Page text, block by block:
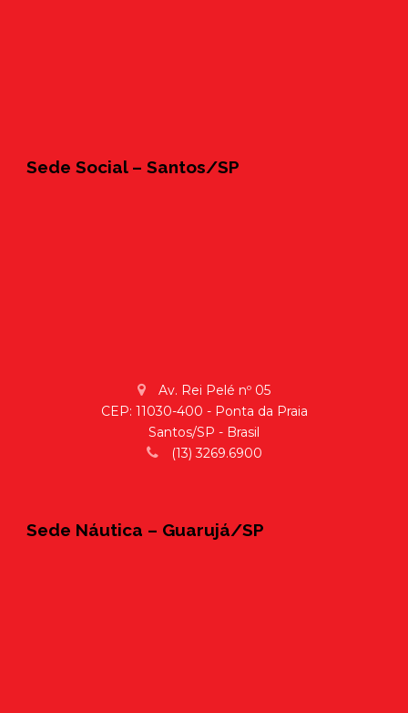
Sede Social – Santos/SP
Av. Rei Pelé nº 05
CEP: 11030-400 - Ponta da Praia
Santos/SP - Brasil
(13) 3269.6900
Sede Náutica – Guarujá/SP